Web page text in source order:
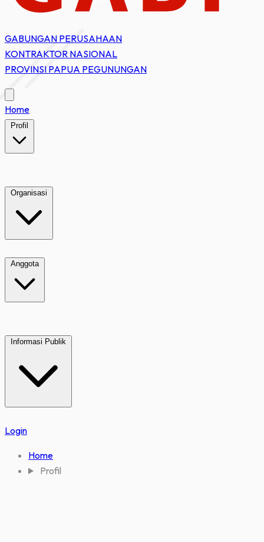
GABUNGAN PERUSAHAAN
KONTRAKTOR NASIONAL
PROVINSI PAPUA PEGUNUNGAN
Home
Profil
Organisasi
Anggota
Informasi Publik
Login
Home
Profil